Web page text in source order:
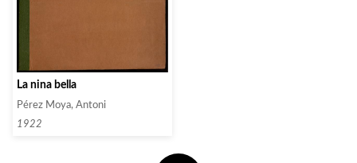
La nina bella
Pérez Moya, Antoni
1922